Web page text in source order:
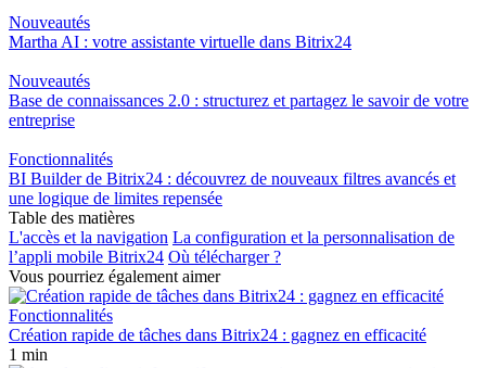
Nouveautés
Martha AI : votre assistante virtuelle dans Bitrix24
Nouveautés
Base de connaissances 2.0 : structurez et partagez le savoir de votre
entreprise
Fonctionnalités
BI Builder de Bitrix24 : découvrez de nouveaux filtres avancés et
une logique de limites repensée
Table des matières
L'accès et la navigation La configuration et la personnalisation de
l’appli mobile Bitrix24 Où télécharger ?
Vous pourriez également aimer
Fonctionnalités
Création rapide de tâches dans Bitrix24 : gagnez en efficacité
1 min